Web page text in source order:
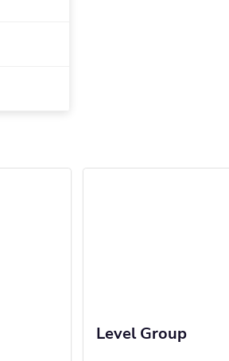
Level Group